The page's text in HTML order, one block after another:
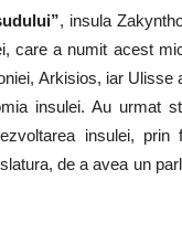
, insula
care a numit acest
Arkisios, iar Ulisse
insulei. Au urmat
insulei, prin
de a avea un